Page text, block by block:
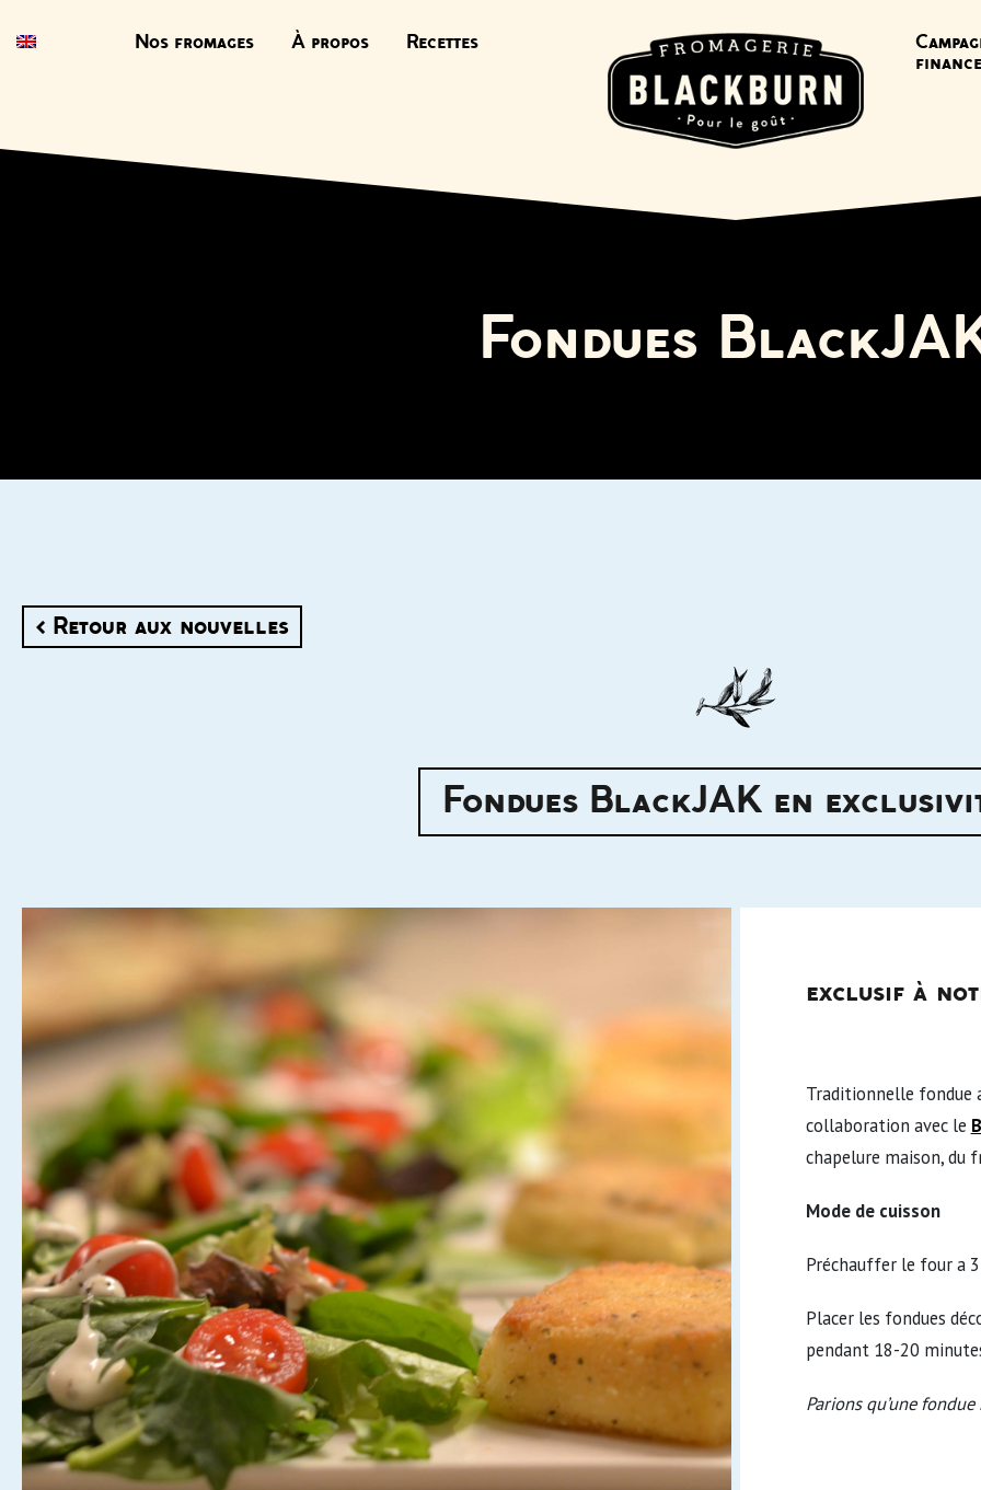
Nos fromages À propos Recettes
Fondues
< Retour aux nouvelles
Fondues BlackJAK en
exclusif à
Traditionnelle fondue
collaboration avec le
chapelure maison, du
Mode de cuisson
Préchauffer le four a
Placer les fondues
pendant 18-20
Parions qu’une